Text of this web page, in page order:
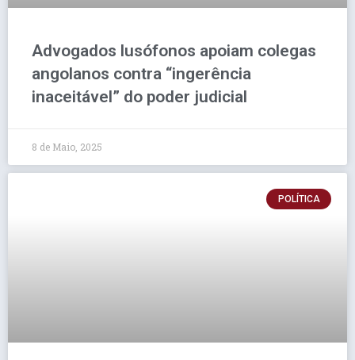
Advogados lusófonos apoiam colegas
angolanos contra “ingerência
inaceitável” do poder judicial
8 de Maio, 2025
POLÍTICA